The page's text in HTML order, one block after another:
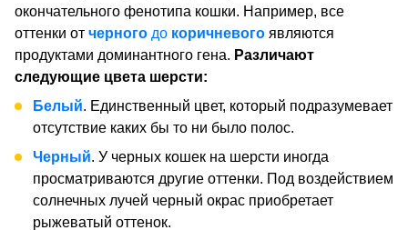
окончательного фенотипа кошки. Например, все
оттенки от черного до коричневого являются
продуктами доминантного гена. Различают
следующие цвета шерсти:
Белый. Единственный цвет, который подразумевает
отсутствие каких бы то ни было полос.
Черный. У черных кошек на шерсти иногда
просматриваются другие оттенки. Под воздействием
солнечных лучей черный окрас приобретает
рыжеватый оттенок.